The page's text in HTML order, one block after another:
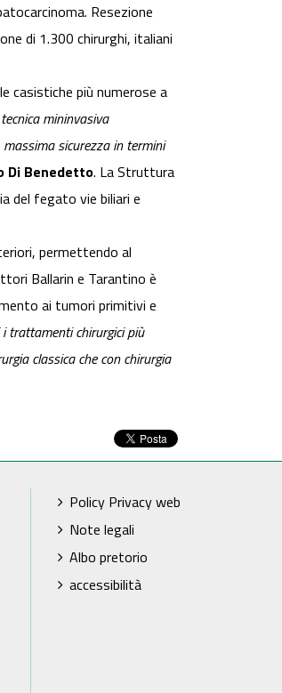
Resezione
di 1.300 chirurghi, italiani
casistiche più numerose a
mininvasiva
sicurezza in termini
Di Benedetto. La Struttura
del fegato vie biliari e
permettendo al
Ballarin e Tarantino è
ai tumori primitivi e
trattamenti chirurgici più
classica che con chirurgia
Policy Privacy web
Note legali
Albo pretorio
accessibilità